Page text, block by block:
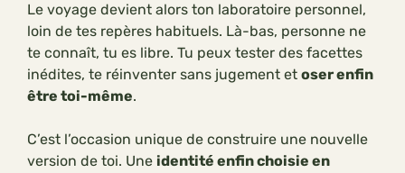
Le voyage devient alors ton laboratoire personnel,
loin de tes repères habituels. Là-bas, personne ne
te connaît, tu es libre. Tu peux tester des facettes
inédites, te réinventer sans jugement et oser enfin
être toi-même.
C’est l’occasion unique de construire une nouvelle
version de toi. Une identité enfin choisie en